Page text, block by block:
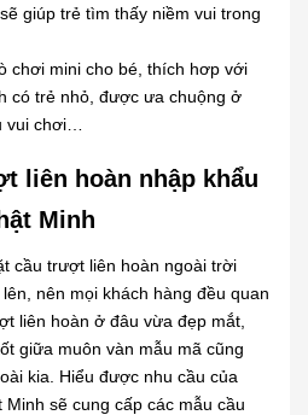
giúp trẻ tìm thấy niềm vui trong
chơi mini cho bé, thích hơp với
có trẻ nhỏ, được ưa chuộng ở
vui chơi…
liên hoàn nhập khẩu
Minh
cầu trượt liên hoàn ngoài trời
nên mọi khách hàng đều quan
liên hoàn ở đâu vừa đẹp mắt,
giữa muôn vàn mẫu mã cũng
kia. Hiểu được nhu cầu của
sẽ cung cấp các mẫu cầu